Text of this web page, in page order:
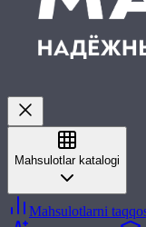
Mahsulotlar katalogi
Mahsulotlarni